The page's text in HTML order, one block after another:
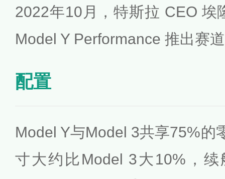
2022年10月，特斯拉 CEO 埃
Model Y Performance 推出赛
配置
Model Y与Model 3共享75%的
寸大约比Model 3大10%，